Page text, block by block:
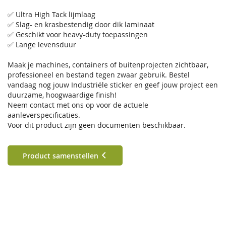
✅ Ultra High Tack lijmlaag
✅ Slag- en krasbestendig door dik laminaat
✅ Geschikt voor heavy-duty toepassingen
✅ Lange levensduur
Maak je machines, containers of buitenprojecten zichtbaar,
professioneel en bestand tegen zwaar gebruik. Bestel
vandaag nog jouw Industriële sticker en geef jouw project een
duurzame, hoogwaardige finish!
Neem contact met ons op voor de actuele
aanleverspecificaties.
Voor dit product zijn geen documenten beschikbaar.
Product samenstellen